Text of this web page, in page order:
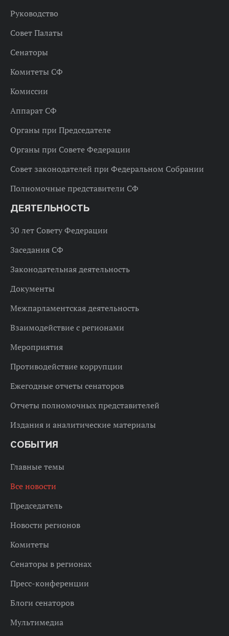
Руководство
Совет Палаты
Сенаторы
Комитеты СФ
Комиссии
Аппарат СФ
Органы при Председателе
Органы при Совете Федерации
Совет законодателей при Федеральном Собрании
Полномочные представители СФ
ДЕЯТЕЛЬНОСТЬ
30 лет Совету Федерации
Заседания СФ
Законодательная деятельность
Документы
Межпарламентская деятельность
Взаимодействие с регионами
Мероприятия
Противодействие коррупции
Ежегодные отчеты сенаторов
Отчеты полномочных представителей
Издания и аналитические материалы
СОБЫТИЯ
Главные темы
Все новости
Председатель
Новости регионов
Комитеты
Сенаторы в регионах
Пресс-конференции
Блоги сенаторов
Мультимедиа